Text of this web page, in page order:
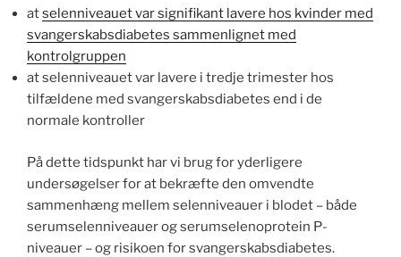
atselenniveauet var signifikant lavere hos kvinder med
svangerskabsdiabetes sammenlignet med
kontrolgruppen
at selenniveauet var lavere i tredje trimester hos
tilfældene med svangerskabsdiabetes end i de
normale kontroller
På dette tidspunkt har vi brug for yderligere
undersøgelser for at bekræfte den omvendte
sammenhæng mellem selenniveauer i blodet – både
serumselenniveauer og serumselenoprotein P-
niveauer – og risikoen for svangerskabsdiabetes.